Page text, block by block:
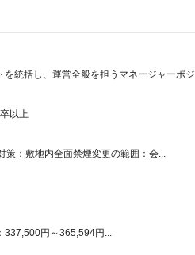
統括し、運営全般を担うマネージャーポジ
以上
策：敷地内全面禁煙変更の範囲：会...
337,500円～365,594円...